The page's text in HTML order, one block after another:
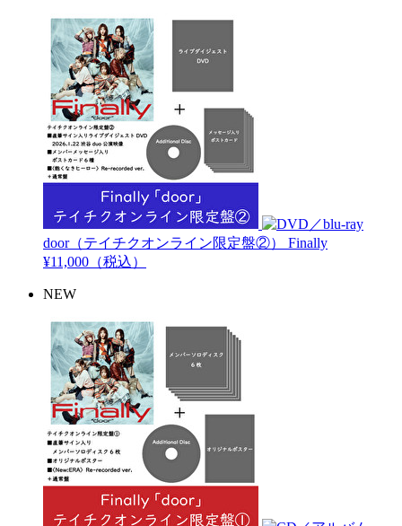
door（テイチクオンライン限定盤②） Finally
¥11,000（税込）
NEW